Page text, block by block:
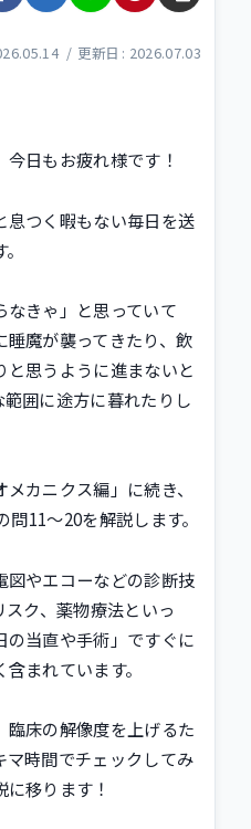
2026.07.03
日もお疲れ様です！
つく暇もない毎日を送
きゃ」と思っていて
魔が襲ってきたり、飲
思うように進まないと
囲に途方に暮れたりし
カニクス編」に続き、
11〜20を解説します。
図やエコーなどの診断技
ク、薬物療法といっ
の当直や手術」ですぐに
まれています。
臨床の解像度を上げるた
マ時間でチェックしてみ
移ります！